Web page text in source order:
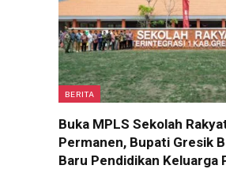
BERITA
Buka MPLS Sekolah
Permanen, Bupati Gresik
Baru Pendidikan Keluarga